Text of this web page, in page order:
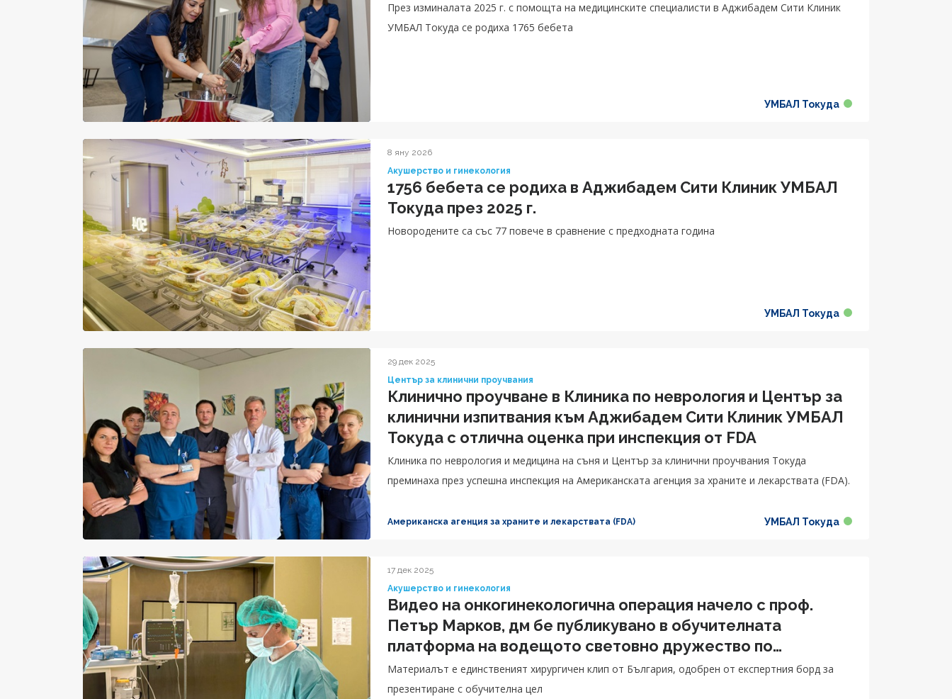
През изминалата 2025 г. с помощта на медицинските специалисти в Аджибадем Сити Клиник
УМБАЛ Токуда се родиха 1765 бебета
УМБАЛ Токуда
8 яну 2026
Акушерство и гинекология
1756 бебета се родиха в Аджибадем Сити Клиник УМБАЛ
Токуда през 2025 г.
Новородените са със 77 повече в сравнение с предходната година
УМБАЛ Токуда
29 дек 2025
Център за клинични проучвания
Клинично проучване в Клиника по неврология и Център за
клинични изпитвания към Аджибадем Сити Клиник УМБАЛ
Токуда с отлична оценка при инспекция от FDA
Клиника по неврология и медицина на съня и Център за клинични проучвания Токуда
преминаха през успешна инспекция на Американската агенция за храните и лекарствата (FDA).
Американска агенция за храните и лекарствата (FDA) УМБАЛ Токуда
17 дек 2025
Акушерство и гинекология
Видео на онкогинекологична операция начело с проф.
Петър Марков, дм бе публикувано в обучителната
платформа на водещото световно дружество по
онкогинекология (IGCS)
Материалът е единственият хирургичен клип от България, одобрен от експертния борд за
презентиране с обучителна цел